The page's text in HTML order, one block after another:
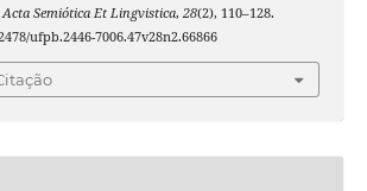
Acta Semiótica Et Lingvistica, 28(2), 110–128.
ufpb.2446-7006.47v28n2.66866